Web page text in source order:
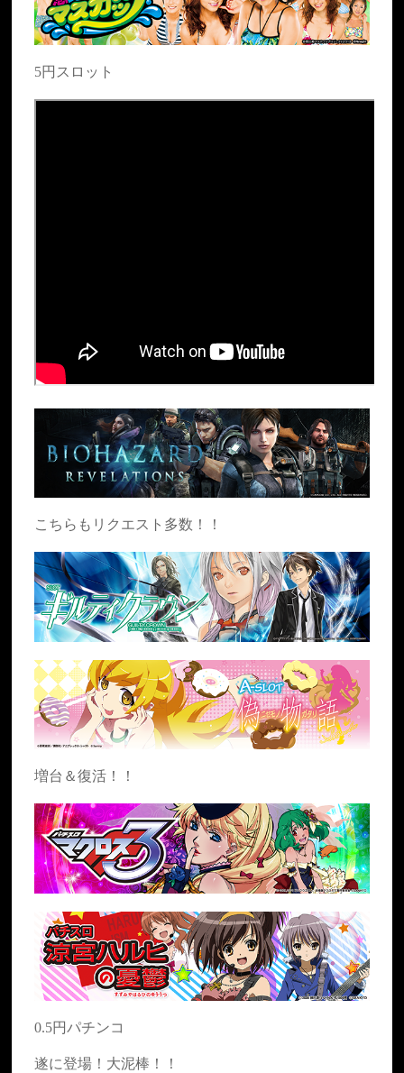
5円スロット
こちらもリクエスト多数！！
増台＆復活！！
0.5円パチンコ
遂に登場！大泥棒！！